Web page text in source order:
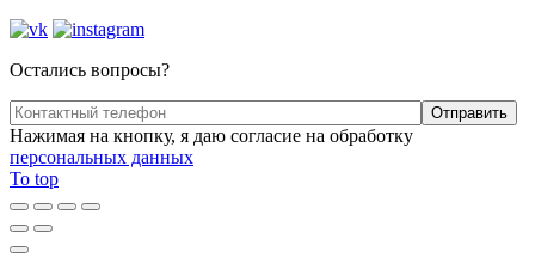
Остались вопросы?
Нажимая на кнопку, я даю согласие на обработку
персональных данных
To top